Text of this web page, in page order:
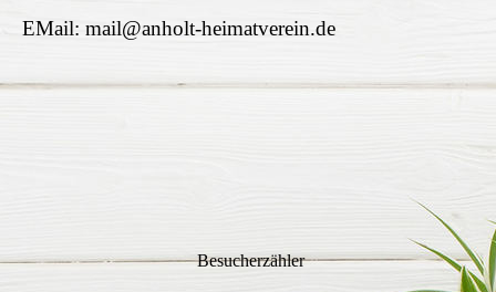
EMail: mail@anholt-heimatverein.de
Besucherzähler